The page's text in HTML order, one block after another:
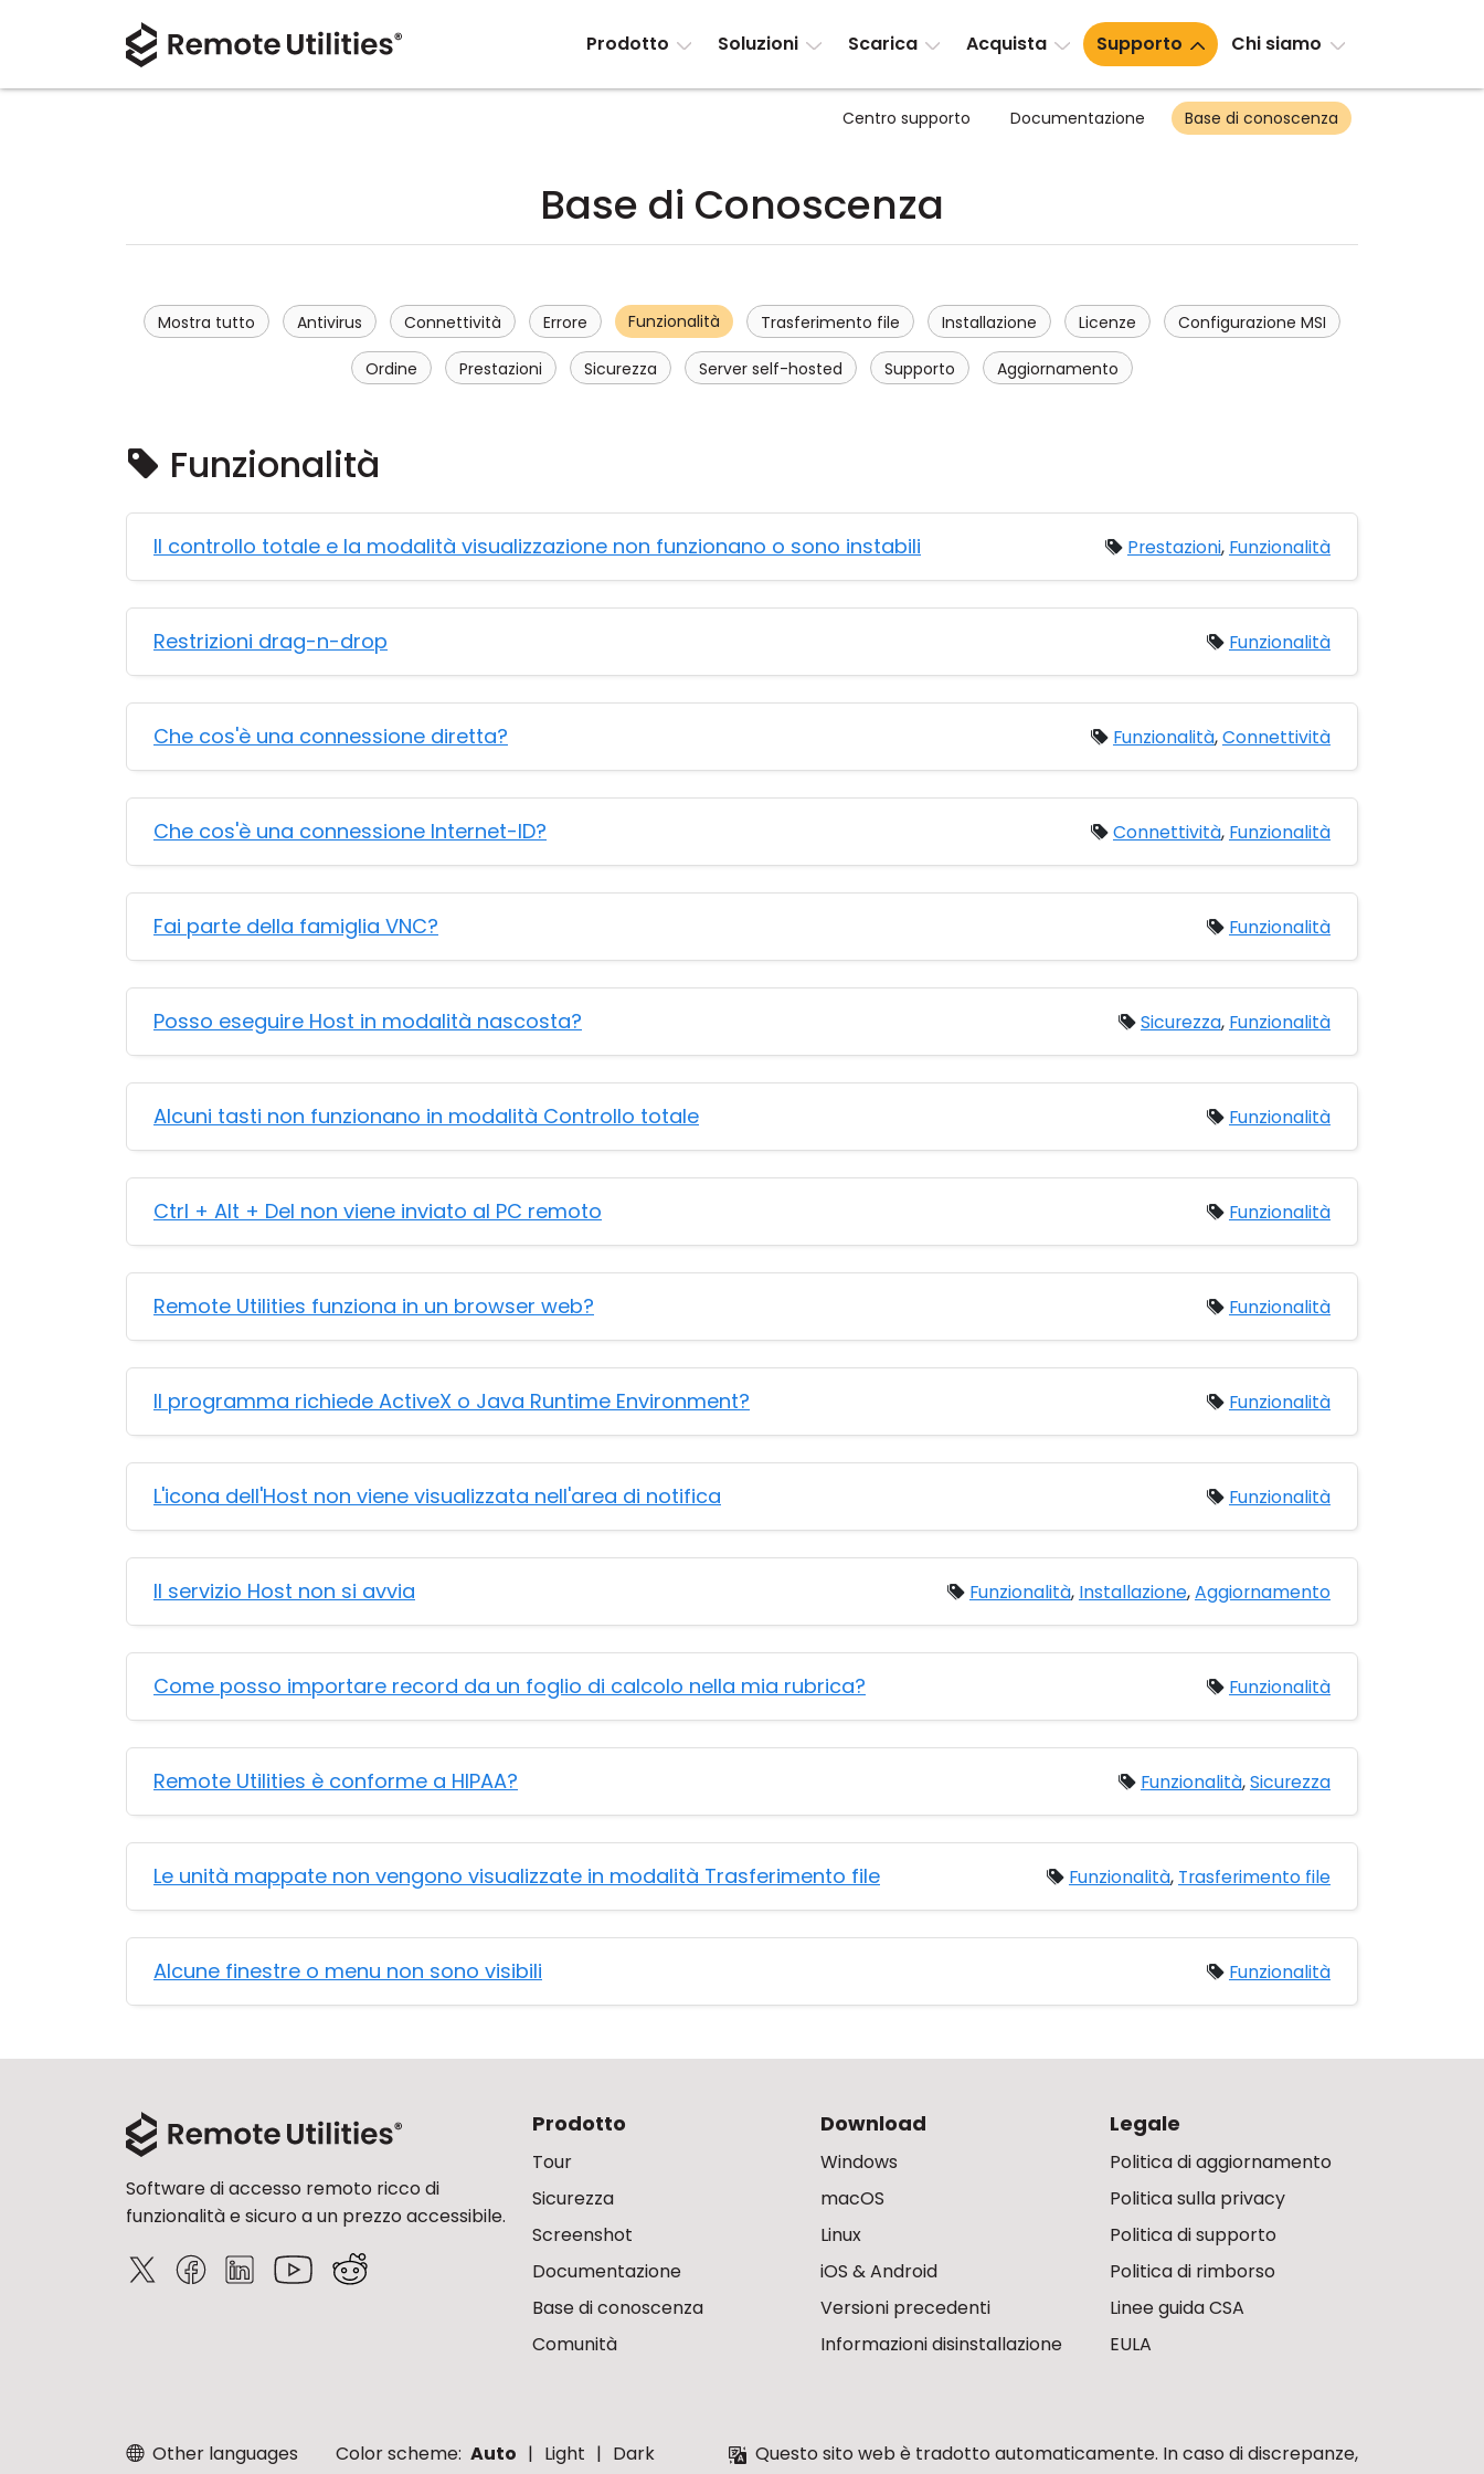
Prodotto Soluzioni Scarica Acquista Supporto Chi siamo
Centro supporto Documentazione Base di conoscenza
Base di Conoscenza
Mostra tutto Antivirus Connettività Errore Funzionalità Trasferimento file Installazione Licenze Configurazione MSI
Ordine Prestazioni Sicurezza Server self-hosted Supporto Aggiornamento
Funzionalità
Il controllo totale e la modalità visualizzazione non funzionano o sono instabili Prestazioni, Funzionalità
Restrizioni drag-n-drop Funzionalità
Che cos'è una connessione diretta? Funzionalità,Connettività
Che cos'è una connessione Internet-ID? Connettività, Funzionalità
Fai parte della famiglia VNC? Funzionalità
Posso eseguire Host in modalità nascosta? Sicurezza, Funzionalità
Alcuni tasti non funzionano in modalità Controllo totale Funzionalità
Ctrl + Alt + Del non viene inviato al PC remoto Funzionalità
Remote Utilities funziona in un browser web? Funzionalità
Il programma richiede ActiveX o Java Runtime Environment? Funzionalità
L'icona dell'Host non viene visualizzata nell'area di notifica Funzionalità
Il servizio Host non si avvia Funzionalità, Installazione,Aggiornamento
Come posso importare record da un foglio di calcolo nella mia rubrica? Funzionalità
Remote Utilities è conforme a HIPAA? Funzionalità,Sicurezza
Le unità mappate non vengono visualizzate in modalità Trasferimento file Funzionalità, Trasferimento file
Alcune finestre o menu non sono visibili Funzionalità
Software di accesso remoto ricco di
funzionalità e sicuro a un prezzo accessibile.
Prodotto
Tour
Sicurezza
Screenshot
Documentazione
Base di conoscenza
Comunità
Download
Windows
macOS
Linux
iOS & Android
Versioni precedenti
Informazioni disinstallazione
Legale
Politica di aggiornamento
Politica sulla privacy
Politica di supporto
Politica di rimborso
Linee guida CSA
EULA
Other languages Color scheme: Auto Light Dark
Questo sito web è tradotto automaticamente. In caso di discrepanze,